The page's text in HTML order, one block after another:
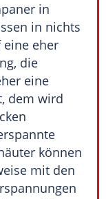
in
in nichts
eine eher
die
eine
dem wird
können
mit den